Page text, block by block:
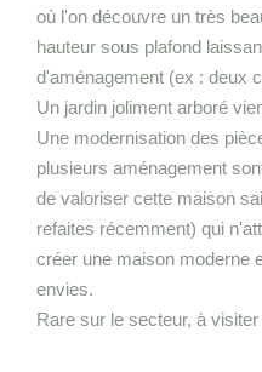
où l'on découvre un très
hauteur sous plafond
d'aménagement (ex : deux
Un jardin joliment arboré
Une modernisation des
plusieurs aménagement
de valoriser cette maison
refaites récemment) qui
créer une maison moderne
envies.
Rare sur le secteur, à